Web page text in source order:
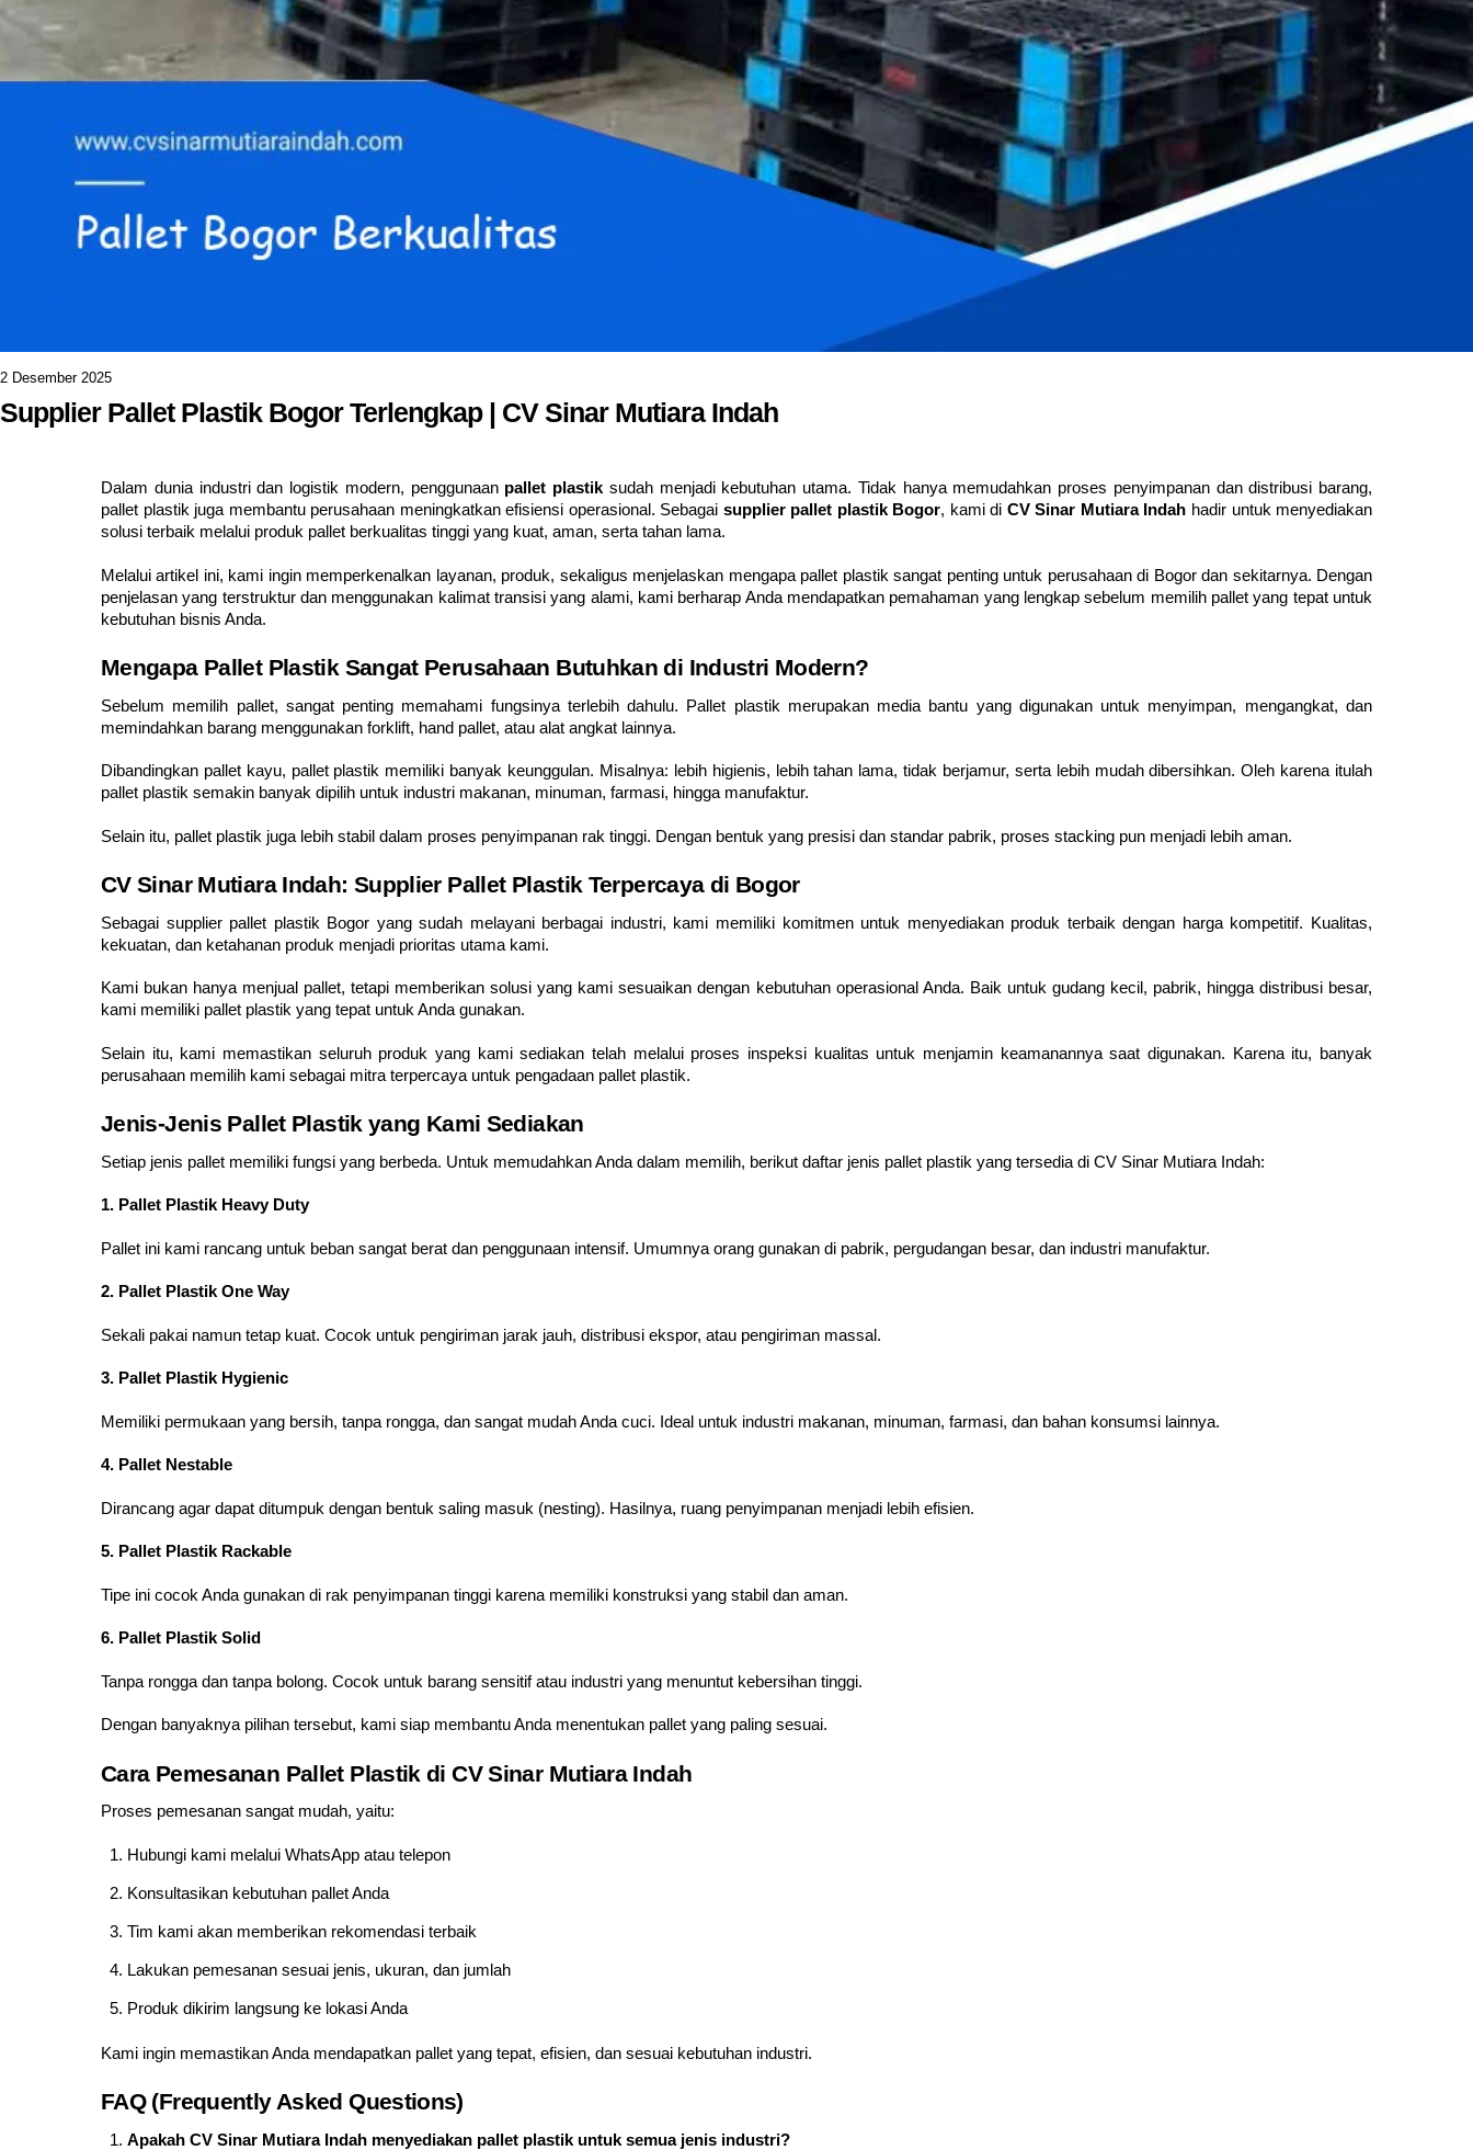
2 Desember 2025
Supplier Pallet Plastik Bogor Terlengkap | CV Sinar Mutiara Indah
Dalam dunia industri dan logistik modern, penggunaan pallet plastiksudah menjadi kebutuhan utama. Tidak hanya memudahkan proses penyimpanan dan distribusi barang,
pallet plastik juga membantu perusahaan meningkatkan efisiensi operasional. Sebagai supplier pallet plastik Bogor, kami di CV Sinar Mutiara Indah hadir untuk menyediakan
solusi terbaik melalui produk pallet berkualitas tinggi yang kuat, aman, serta tahan lama.
Melalui artikel ini, kami ingin memperkenalkan layanan, produk, sekaligus menjelaskan mengapa pallet plastik sangat penting untuk perusahaan di Bogor dan sekitarnya. Dengan
penjelasan yang terstruktur dan menggunakan kalimat transisi yang alami, kami berharap Anda mendapatkan pemahaman yang lengkap sebelum memilih pallet yang tepat untuk
kebutuhan bisnis Anda.
Mengapa Pallet Plastik Sangat Perusahaan Butuhkan di Industri Modern?
Sebelum memilih pallet, sangat penting memahami fungsinya terlebih dahulu. Pallet plastik merupakan media bantu yang digunakan untuk menyimpan, mengangkat, dan
memindahkan barang menggunakan forklift, hand pallet, atau alat angkat lainnya.
Dibandingkan pallet kayu, pallet plastik memiliki banyak keunggulan. Misalnya: lebih higienis, lebih tahan lama, tidak berjamur, serta lebih mudah dibersihkan. Oleh karena itulah
pallet plastik semakin banyak dipilih untuk industri makanan, minuman, farmasi, hingga manufaktur.
Selain itu, pallet plastik juga lebih stabil dalam proses penyimpanan rak tinggi. Dengan bentuk yang presisi dan standar pabrik, proses stacking pun menjadi lebih aman.
CV Sinar Mutiara Indah: Supplier Pallet Plastik Terpercaya di Bogor
Sebagai supplier pallet plastik Bogor yang sudah melayani berbagai industri, kami memiliki komitmen untuk menyediakan produk terbaik dengan harga kompetitif. Kualitas,
kekuatan, dan ketahanan produk menjadi prioritas utama kami.
Kami bukan hanya menjual pallet, tetapi memberikan solusi yang kami sesuaikan dengan kebutuhan operasional Anda. Baik untuk gudang kecil, pabrik, hingga distribusi besar,
kami memiliki pallet plastik yang tepat untuk Anda gunakan.
Selain itu, kami memastikan seluruh produk yang kami sediakan telah melalui proses inspeksi kualitas untuk menjamin keamanannya saat digunakan. Karena itu, banyak
perusahaan memilih kami sebagai mitra terpercaya untuk pengadaan pallet plastik.
Jenis-Jenis Pallet Plastik yang Kami Sediakan
Setiap jenis pallet memiliki fungsi yang berbeda. Untuk memudahkan Anda dalam memilih, berikut daftar jenis pallet plastik yang tersedia di CV Sinar Mutiara Indah:
1. Pallet Plastik Heavy Duty
Pallet ini kami rancang untuk beban sangat berat dan penggunaan intensif. Umumnya orang gunakan di pabrik, pergudangan besar, dan industri manufaktur.
2. Pallet Plastik One Way
Sekali pakai namun tetap kuat. Cocok untuk pengiriman jarak jauh, distribusi ekspor, atau pengiriman massal.
3. Pallet Plastik Hygienic
Memiliki permukaan yang bersih, tanpa rongga, dan sangat mudah Anda cuci. Ideal untuk industri makanan, minuman, farmasi, dan bahan konsumsi lainnya.
4. Pallet Nestable
Dirancang agar dapat ditumpuk dengan bentuk saling masuk (nesting). Hasilnya, ruang penyimpanan menjadi lebih efisien.
5. Pallet Plastik Rackable
Tipe ini cocok Anda gunakan di rak penyimpanan tinggi karena memiliki konstruksi yang stabil dan aman.
6. Pallet Plastik Solid
Tanpa rongga dan tanpa bolong. Cocok untuk barang sensitif atau industri yang menuntut kebersihan tinggi.
Dengan banyaknya pilihan tersebut, kami siap membantu Anda menentukan pallet yang paling sesuai.
Cara Pemesanan Pallet Plastik di CV Sinar Mutiara Indah
Proses pemesanan sangat mudah, yaitu:
Hubungi kami melalui WhatsApp atau telepon
Konsultasikan kebutuhan pallet Anda
Tim kami akan memberikan rekomendasi terbaik
Lakukan pemesanan sesuai jenis, ukuran, dan jumlah
Produk dikirim langsung ke lokasi Anda
Kami ingin memastikan Anda mendapatkan pallet yang tepat, efisien, dan sesuai kebutuhan industri.
FAQ (Frequently Asked Questions)
Apakah CV Sinar Mutiara Indah menyediakan pallet plastik untuk semua jenis industri?